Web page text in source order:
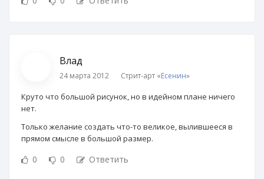
Влад
24 марта 2012 Стрит-арт «Есенин»
Круто что большой рисунок, но в идейном плане ничего
нет.
Только желание создать что-то великое, вылившееся в
прямом смысле в большой размер.
0 0 Ответить